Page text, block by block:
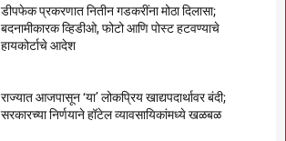
डीपफेक प्रकरणात नितीन गडकरींना मोठा दिलासा;
बदनामीकारक व्हिडीओ, फोटो आणि पोस्ट हटवण्याचे
हायकोर्टाचे आदेश
राज्यात आजपासून ‘या’ लोकप्रिय खाद्यपदार्थावर बंदी;
सरकारच्या निर्णयाने हॉटेल व्यावसायिकांमध्ये खळबळ